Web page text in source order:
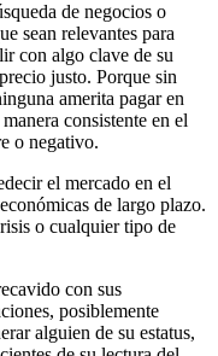
de negocios o
sean relevantes para
con algo clave de su
justo. Porque sin
amerita pagar en
consistente en el
o negativo.
el mercado en el
de largo plazo.
o cualquier tipo de
con sus
posiblemente
alguien de su estatus,